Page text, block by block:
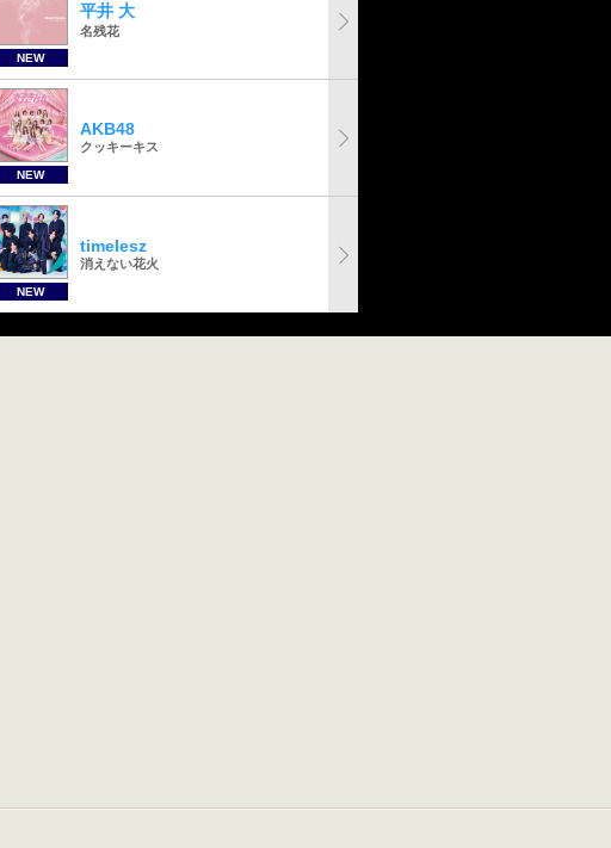
NEW
平井 大
名残花
NEW
AKB48
クッキーキス
NEW
timelesz
消えない花火